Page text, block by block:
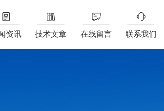
资讯 技术文章 在线留言 联系我们